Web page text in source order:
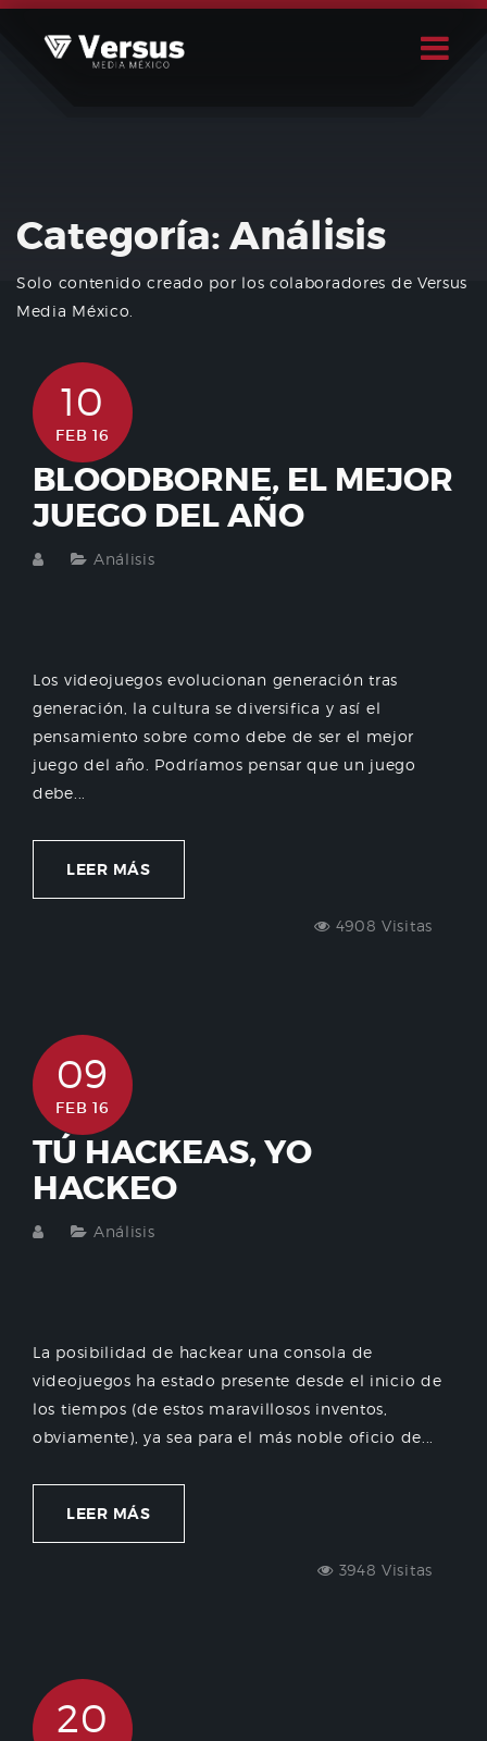
Skip
Categoría:Análisis
Solo contenido creado por los colaboradores de Versus
Media México.
10
FEB 16
BLOODBORNE, EL MEJOR
JUEGO DEL AÑO
Análisis
Los videojuegos evolucionan generación tras
generación, la cultura se diversifica y así el
pensamiento sobre como debe de ser el mejor
juego del año. Podríamos pensar que un juego
debe...
LEER MÁS
4908 Visitas
09
FEB 16
TÚ HACKEAS, YO
HACKEO
Análisis
La posibilidad de hackear una consola de
videojuegos ha estado presente desde el inicio de
los tiempos (de estos maravillosos inventos,
obviamente), ya sea para el más noble oficio de...
LEER MÁS
3948 Visitas
20